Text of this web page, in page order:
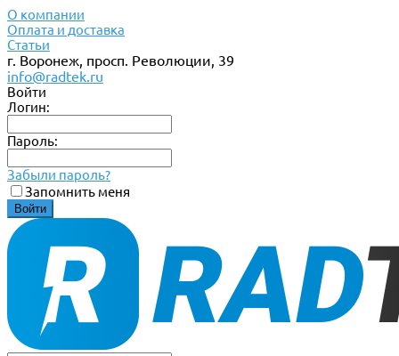
О компании
Оплата и доставка
Статьи
г. Воронеж, просп. Революции, 39
info@radtek.ru
Войти
Логин:
Пароль:
Забыли пароль?
Запомнить меня